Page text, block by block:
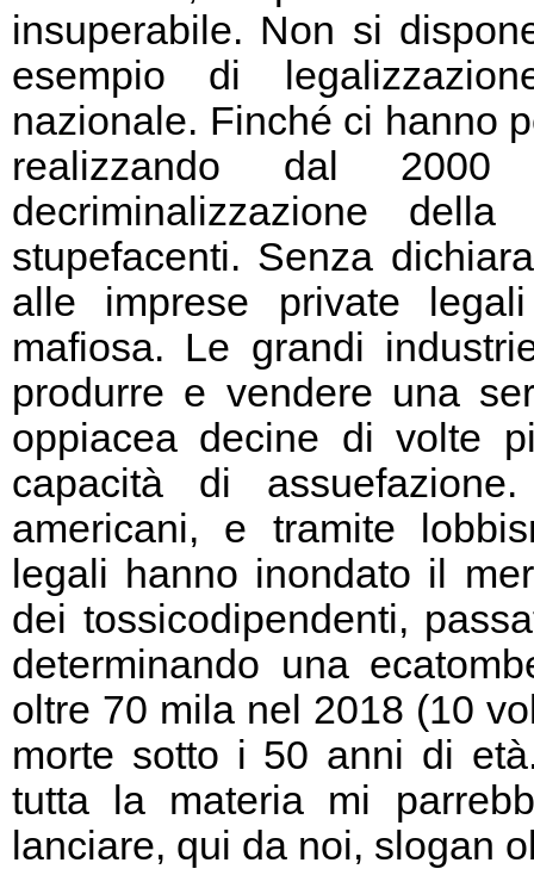
insuperabile. Non si
esempio di
nazionale. Finché ci hanno
realizzando dal
decriminalizzazione
stupefacenti. Senza
alle imprese private
mafiosa. Le grandi
produrre e vendere una
oppiacea decine di volte
capacità di
americani, e tramite
legali hanno inondato il
dei tossicodipendenti,
determinando una
oltre 70 mila nel 2018 (10
morte sotto i 50 anni di
tutta la materia mi
lanciare, qui da noi, slogan